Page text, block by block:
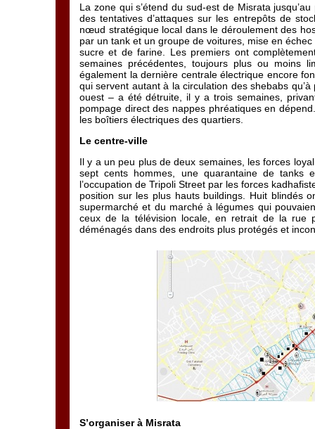
La zone qui s’étend du sud-est de Misrata
des tentatives d’attaques sur les entrepôts de
nœud stratégique local dans le déroulement des
par un tank et un groupe de voitures, mise en
sucre et de farine. Les premiers ont
semaines précédentes, toujours plus ou moins
également la dernière centrale électrique encore
qui servent autant à la circulation des shebabs
ouest – a été détruite, il y a trois semaines,
pompage direct des nappes phréatiques en
les boîtiers électriques des quartiers.
Le centre-ville
Il y a un peu plus de deux semaines, les forces
sept cents hommes, une quarantaine de tanks
l’occupation de Tripoli Street par les forces
position sur les plus hauts buildings. Huit blindés
supermarché et du marché à légumes qui
ceux de la télévision locale, en retrait de la rue
déménagés dans des endroits plus protégés et
S’organiser à Misrata